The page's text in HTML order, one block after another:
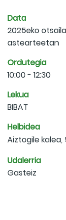
Data
2025eko
astearteetan
Ordutegia
10:00 - 12:30
Lekua
BIBAT
Helbidea
Aiztogile kalea,
Udalerria
Gasteiz